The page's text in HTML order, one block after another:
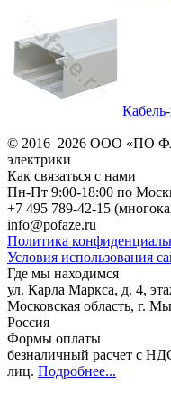
© 2016–2026 ООО «ПО
электрики
Как связаться с нами
Пн-Пт 9:00-18:00 по
+7 495 789-42-15
info@pofaze.ru
Политика
Условия использования
Где мы находимся
ул. Карла Маркса, д. 4,
Московская область, г.
Россия
Формы оплаты
безналичный расчет с
лиц. Подробнее...